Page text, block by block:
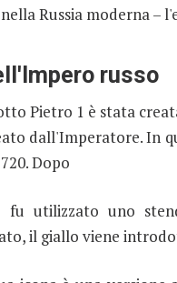
Russia moderna –
russo
Pietro 1 è stata
dall'Imperatore. In
Dopo
utilizzato uno
il giallo viene